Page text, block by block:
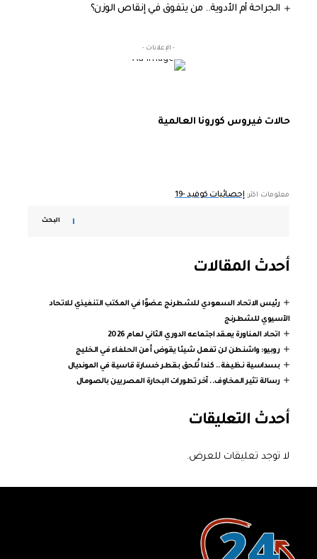
الجراحة أم الأدوية.. من يتفوق في إنقاص الوزن؟
- الإعلانات -
حالات فيروس كورونا العالمية
معلومات اكثر:إحصائيات كوفيد -19
البحث
أحدث المقالات
رئيس الاتحاد السعودي للشطرنج عضوًا في المكتب التنفيذي للاتحاد
الآسيوي للشطرنج
اتحاد المناورة يعقد اجتماعه الدوري الثاني لعام 2026
روبيو: واشنطن لن تفعل شيئا يقوض أمن الحلفاء في الخليج
بسداسية نظيفة.. كندا تُلحق بقطر خسارة قاسية في المونديال
رسالة تثير المخاوف.. آخر تطورات البحارة المصريين بالصومال
أحدث التعليقات
لا توجد تعليقات للعرض.